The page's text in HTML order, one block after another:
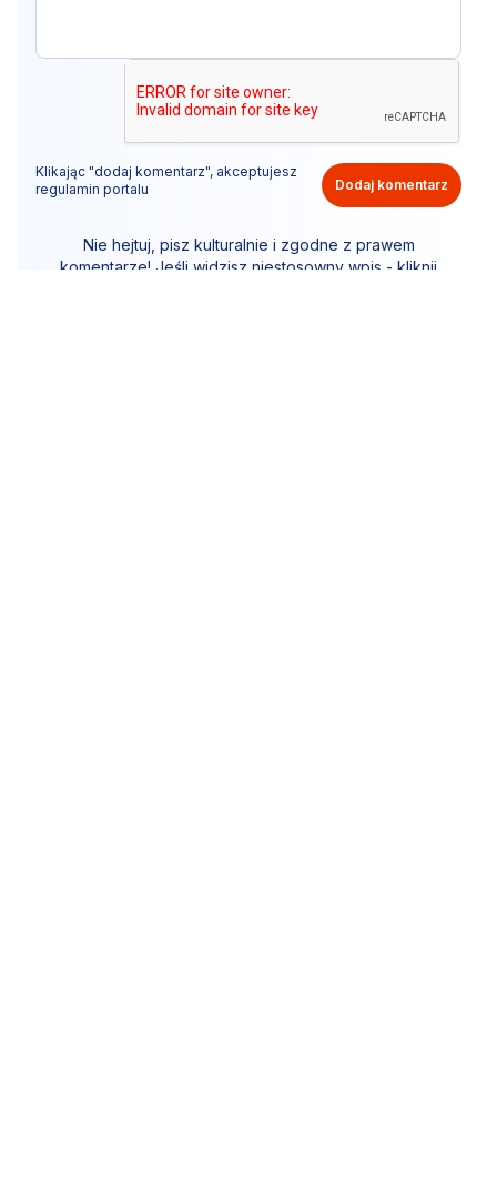
Klikając "dodaj komentarz", akceptujesz
regulamin portalu
Dodaj komentarz
Nie hejtuj, pisz kulturalnie i zgodne z prawem
komentarze! Jeśli widzisz niestosowny wpis - kliknij